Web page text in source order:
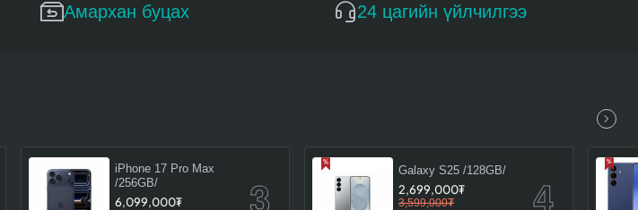
Амархан буцах 24 цагийн үйлчилгээ
iPhone 17 Pro Max
/256GB/
6,099,000₮
Galaxy S25 /128GB/
2,699,000₮
3,599,000₮